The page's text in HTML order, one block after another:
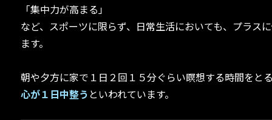
「集中力が高まる」
など、スポーツに限らず、日常生活においても、プラス
ます。
朝や夕方に家で１日２回１５分ぐらい瞑想する時間をと
心が１日中整う といわれています。